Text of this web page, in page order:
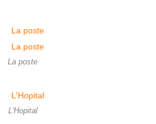
La poste
L'Hopital